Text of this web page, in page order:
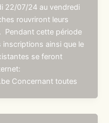
22/07/24 au vendredi
rouvriront leurs
Pendant cette période
inscriptions ainsi que le
se feront
Concernant toutes